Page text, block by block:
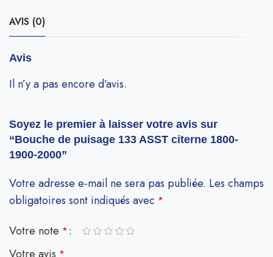
AVIS (0)
Avis
Il n’y a pas encore d’avis.
Soyez le premier à laisser votre avis sur
“Bouche de puisage 133 ASST citerne 1800-
1900-2000”
Votre adresse e-mail ne sera pas publiée. Les champs
obligatoires sont indiqués avec *
Votre note *